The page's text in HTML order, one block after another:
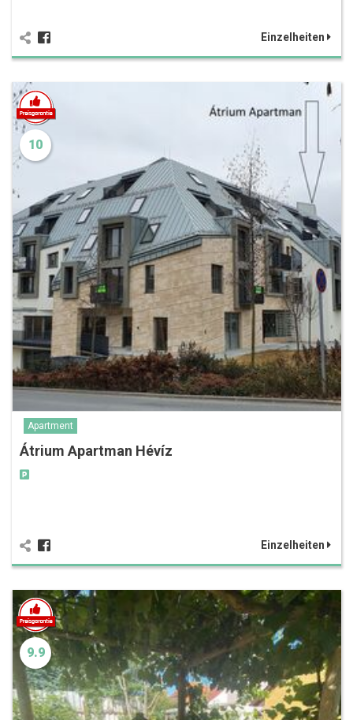
Einzelheiten
10
Apartment
Átrium Apartman Hévíz
Einzelheiten
9.9